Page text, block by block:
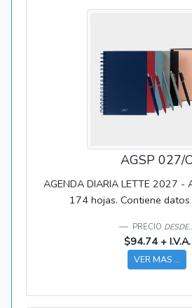
AGSP 027/
AGENDA DIARIA LETTE 2027 -
174 hojas. Contiene datos
PRECIO
$94.74 + I.V.A.
VER MAS ...